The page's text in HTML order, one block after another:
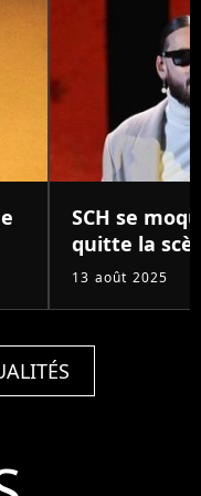
SCH se
quitte la
13 août 2025